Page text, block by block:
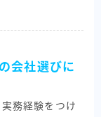
会社選びに
務経験をつけ